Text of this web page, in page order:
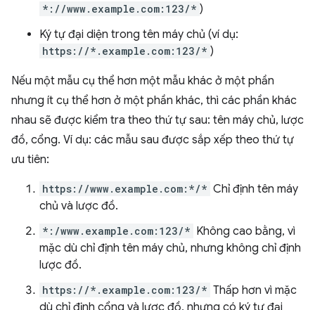
*://www.example.com:123/* )
Ký tự đại diện trong tên máy chủ (ví dụ:
https://*.example.com:123/* )
Nếu một mẫu cụ thể hơn một mẫu khác ở một phần
nhưng ít cụ thể hơn ở một phần khác, thì các phần khác
nhau sẽ được kiểm tra theo thứ tự sau: tên máy chủ, lược
đồ, cổng. Ví dụ: các mẫu sau được sắp xếp theo thứ tự
ưu tiên:
https://www.example.com:*/* Chỉ định tên máy
chủ và lược đồ.
*:/www.example.com:123/* Không cao bằng, vì
mặc dù chỉ định tên máy chủ, nhưng không chỉ định
lược đồ.
https://*.example.com:123/* Thấp hơn vì mặc
dù chỉ định cổng và lược đồ, nhưng có ký tự đại